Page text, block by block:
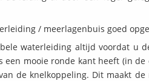
/ meerlagenbuis goed
waterleiding altijd voordat u
mooie ronde kant heeft (in
de knelkoppeling. Dit maakt